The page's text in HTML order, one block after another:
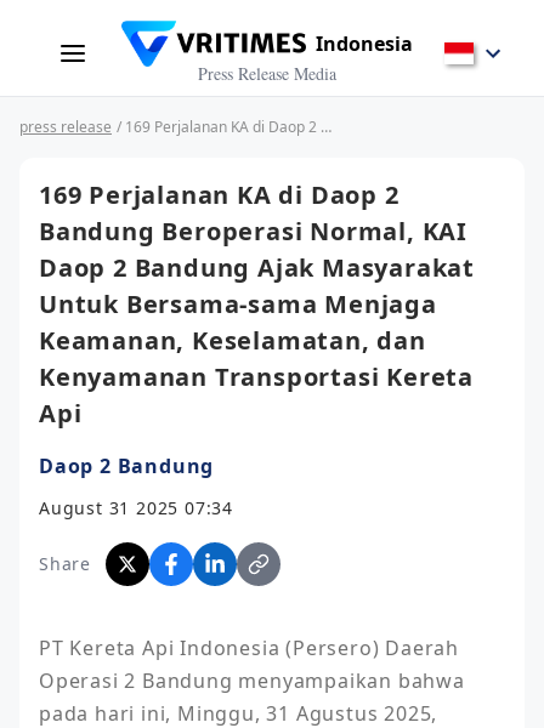
Indonesia
Press Release Media
press release / 169 Perjalanan KA di Daop 2 Bandung Beroperasi Normal, KAI Daop 2 Bandung Ajak Masyarakat Untuk Bersama-sama Menjaga Keamanan, Keselamatan, dan Kenyamanan Transportasi Kereta Api
169 Perjalanan KA di Daop 2
Bandung Beroperasi Normal, KAI
Daop 2 Bandung Ajak Masyarakat
Untuk Bersama-sama Menjaga
Keamanan, Keselamatan, dan
Kenyamanan Transportasi Kereta
Api
Daop 2 Bandung
August 31 2025 07:34
Share
PT Kereta Api Indonesia (Persero) Daerah
Operasi 2 Bandung menyampaikan bahwa
pada hari ini, Minggu, 31 Agustus 2025,